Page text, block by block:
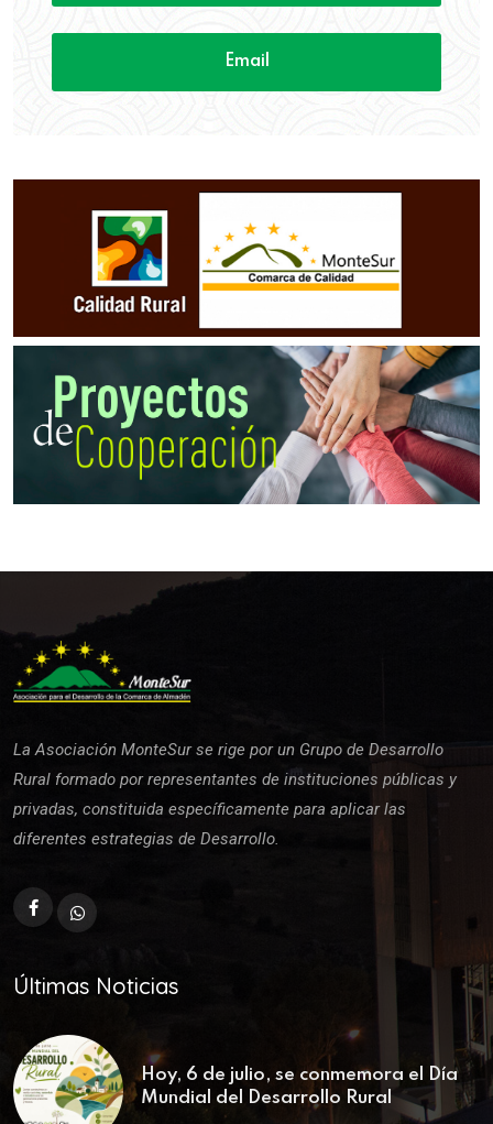
Email
La Asociación MonteSur se rige por un Grupo de Desarrollo
Rural formado por representantes de instituciones públicas y
privadas, constituida específicamente para aplicar las
diferentes estrategias de Desarrollo.
Últimas Noticias
Hoy, 6 de julio, se conmemora el Día
Mundial del Desarrollo Rural